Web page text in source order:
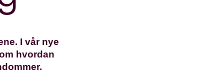
I vår nye
hvordan